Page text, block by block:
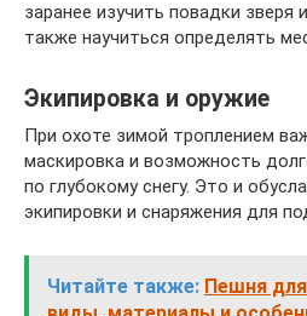
заранее изучить повадки зверя
также научиться определять
Экипировка и оружие
При охоте зимой троплением
маскировка и возможность
по глубокому снегу. Это и
экипировки и снаряжения для
Читайте также: Пешня